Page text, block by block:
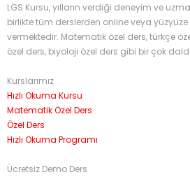
LGS Kursu, yılların verdiği deneyim ve
birlikte tüm derslerden online veya yüzyüze
vermektedir. Matematik özel ders, türkçe
özel ders, biyoloji özel ders gibi bir çok
Kurslarımız
Hızlı Okuma Kursu
Matematik Özel Ders
Özel Ders
Hızlı Okuma Programı
Ücretsiz Demo Ders